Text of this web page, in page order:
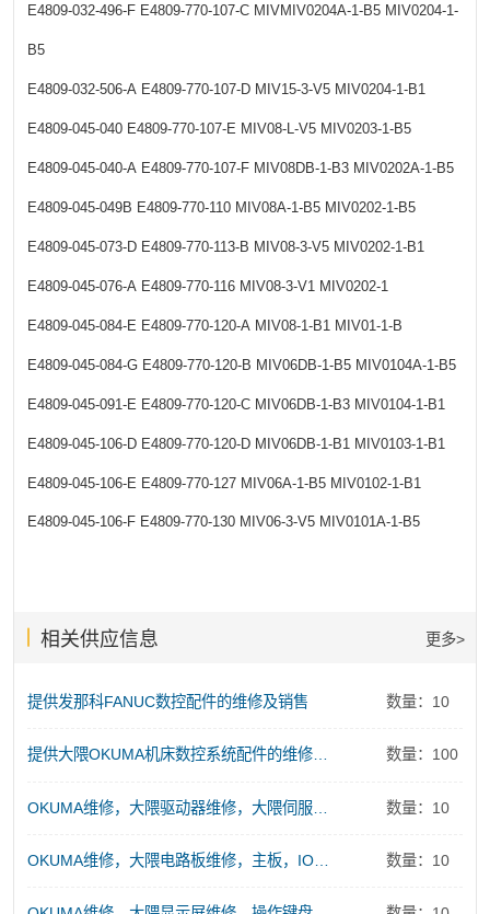
E4809-032-496-F E4809-770-107-C MIVMIV0204A-1-B5 MIV0204-1-
B5
E4809-032-506-A E4809-770-107-D MIV15-3-V5 MIV0204-1-B1
E4809-045-040 E4809-770-107-E MIV08-L-V5 MIV0203-1-B5
E4809-045-040-A E4809-770-107-F MIV08DB-1-B3 MIV0202A-1-B5
E4809-045-049B E4809-770-110 MIV08A-1-B5 MIV0202-1-B5
E4809-045-073-D E4809-770-113-B MIV08-3-V5 MIV0202-1-B1
E4809-045-076-A E4809-770-116 MIV08-3-V1 MIV0202-1
E4809-045-084-E E4809-770-120-A MIV08-1-B1 MIV01-1-B
E4809-045-084-G E4809-770-120-B MIV06DB-1-B5 MIV0104A-1-B5
E4809-045-091-E E4809-770-120-C MIV06DB-1-B3 MIV0104-1-B1
E4809-045-106-D E4809-770-120-D MIV06DB-1-B1 MIV0103-1-B1
E4809-045-106-E E4809-770-127 MIV06A-1-B5 MIV0102-1-B1
E4809-045-106-F E4809-770-130 MIV06-3-V5 MIV0101A-1-B5
相关供应信息 更多>
提供发那科FANUC数控配件的维修及销售 数量：10
提供大隈OKUMA机床数控系统配件的维修及销售服务 数量：100
OKUMA维修，大隈驱动器维修，大隈伺服电源维修 数量：10
OKUMA维修，大隈电路板维修，主板，IO板、存储板、控制板维修 数量：10